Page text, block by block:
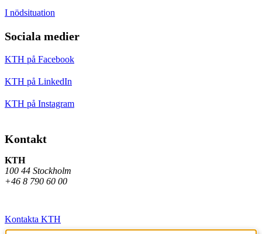
I nödsituation
Sociala medier
KTH på Facebook
KTH på LinkedIn
KTH på Instagram
Kontakt
KTH
100 44 Stockholm
+46 8 790 60 00
Kontakta KTH